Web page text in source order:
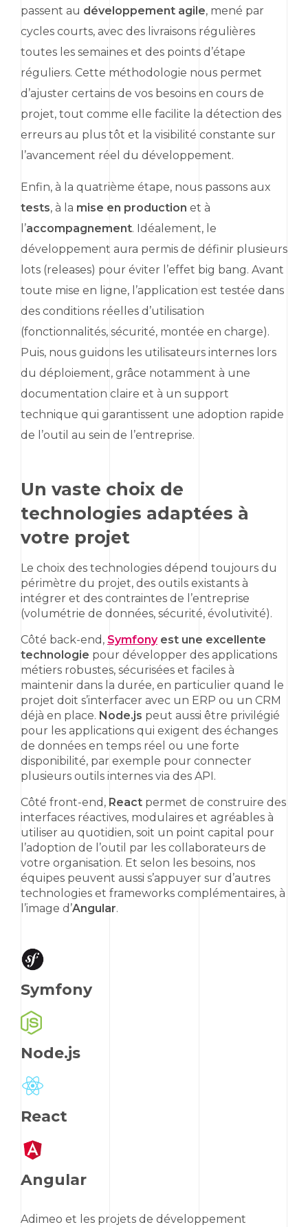
passent au développement agile, mené par
cycles courts, avec des livraisons régulières
toutes les semaines et des points d’étape
réguliers. Cette méthodologie nous permet
d’ajuster certains de vos besoins en cours de
projet, tout comme elle facilite la détection des
erreurs au plus tôt et la visibilité constante sur
l’avancement réel du développement.
Enfin, à la quatrième étape, nous passons aux
tests, à la mise en production et à
l’accompagnement. Idéalement, le
développement aura permis de définir plusieurs
lots (releases) pour éviter l’effet big bang. Avant
toute mise en ligne, l’application est testée dans
des conditions réelles d’utilisation
(fonctionnalités, sécurité, montée en charge).
Puis, nous guidons les utilisateurs internes lors
du déploiement, grâce notamment à une
documentation claire et à un support
technique qui garantissent une adoption rapide
de l’outil au sein de l’entreprise.
Un vaste choix de
technologies adaptées à
votre projet
Le choix des technologies dépend toujours du
périmètre du projet, des outils existants à
intégrer et des contraintes de l’entreprise
(volumétrie de données, sécurité, évolutivité).
Côté back-end , Symfonyest une excellente
technologie pour développer des applications
métiers robustes, sécurisées et faciles à
maintenir dans la durée, en particulier quand le
projet doit s’interfacer avec un ERP ou un CRM
déjà en place. Node.js peut aussi être privilégié
pour les applications qui exigent des échanges
de données en temps réel ou une forte
disponibilité, par exemple pour connecter
plusieurs outils internes via des API .
Côté front-end , React permet de construire des
interfaces réactives, modulaires et agréables à
utiliser au quotidien, soit un point capital pour
l’adoption de l’outil par les collaborateurs de
votre organisation. Et selon les besoins, nos
équipes peuvent aussi s’appuyer sur d’autres
technologies et frameworks complémentaires, à
l’image d’Angular.
Symfony
Node.js
React
Angular
Adimeo et les projets de développement